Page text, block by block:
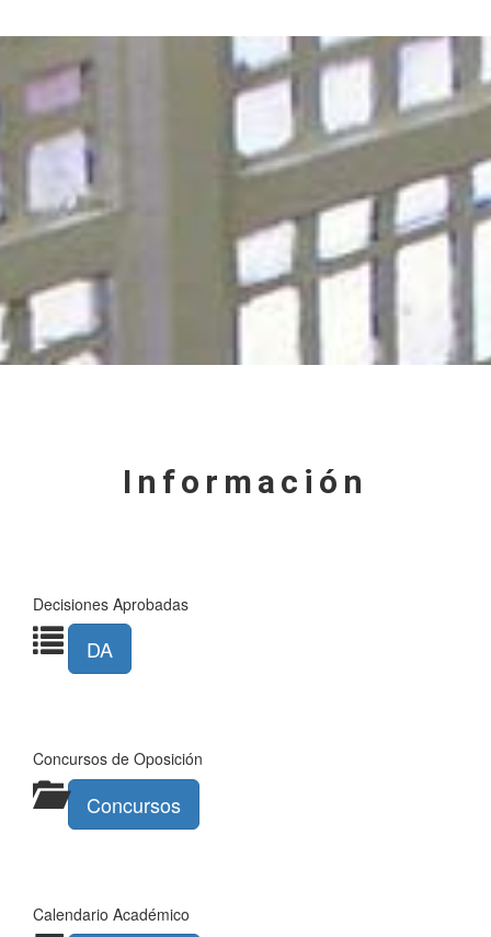
Información
Decisiones Aprobadas
DA
Concursos de Oposición
Concursos
Calendario Académico